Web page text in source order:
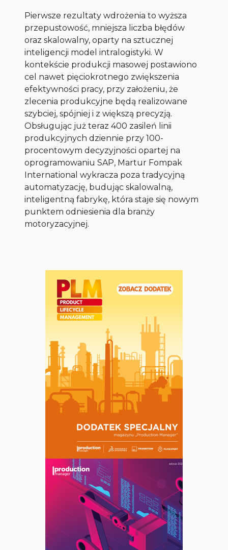
Pierwsze rezultaty wdrożenia to wyższa
przepustowość, mniejsza liczba błędów
oraz skalowalny, oparty na sztucznej
inteligencji model intralogistyki. W
kontekście produkcji masowej postawiono
cel nawet pięciokrotnego zwiększenia
efektywności pracy, przy założeniu, że
zlecenia produkcyjne będą realizowane
szybciej, spójniej i z większą precyzją.
Obsługując już teraz 400 zasileń linii
produkcyjnych dziennie przy 100-
procentowym decyzyjności opartej na
oprogramowaniu SAP, Martur Fompak
International wykracza poza tradycyjną
automatyzację, budując skalowalną,
inteligentną fabrykę, która staje się nowym
punktem odniesienia dla branży
motoryzacyjnej.